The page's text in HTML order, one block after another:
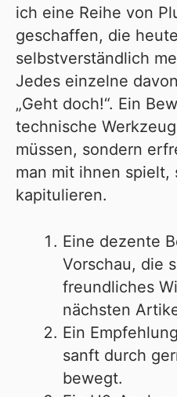
ich eine Reihe von
geschaffen, die
selbstverständlich
Jedes einzelne
„Geht doch!“. Ein
technische
müssen, sondern
man mit ihnen spielt,
kapitulieren.
Eine dezente
Vorschau, die
freundliches
nächsten
Ein
sanft durch
bewegt.